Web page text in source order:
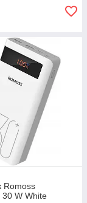
Romoss
W White